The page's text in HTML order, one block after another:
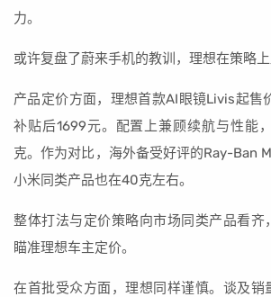
力。
或许复盘了蔚来手机的教训，理想在策略上
产品定价方面，理想首款AI眼镜Livis起售
补贴后1699元。配置上兼顾续航与性能
克。作为对比，海外备受好评的Ray-Ban
小米同类产品也在40克左右。
整体打法与定价策略向市场同类产品看齐
瞄准理想车主定价。
在首批受众方面，理想同样谨慎。谈及销